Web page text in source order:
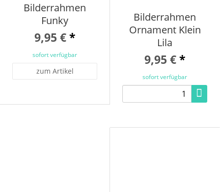
Bilderrahmen
Funky
9,95 € *
sofort verfügbar
zum Artikel
Bilderrahmen
Ornament Klein
Lila
9,95 € *
sofort verfügbar